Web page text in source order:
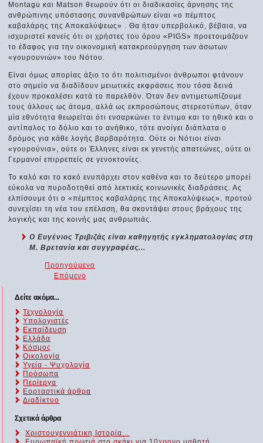
Μontagu και Μatson θεωρούν ότι οι διαδικασίες άρνησης της
ανθρώπινης υπόστασης συνανθρώπων είναι «ο πέμπτος
καβαλάρης της Αποκαλύψεως» . Θα ήταν υπερβολικό, βέβαια, να
ισχυριστεί κανείς ότι οι χρήστες του όρου «ΡΙGS» προετοιμάζουν
το έδαφος για την οικονομική κατακρεούργηση των άσωτων
«γουρουνιών» του Νότου.
Είναι όμως απορίας άξιο το ότι πολιτισμένοι άνθρωποι φτάνουν
στο σημείο να διαδίδουν μειωτικές εκφράσεις που τόσα δεινά
έχουν προκαλέσει κατά το παρελθόν. Όταν δεν αντιμετωπίζουμε
τους άλλους ως άτομα, αλλά ως εκπροσώπους στερεοτύπων, όταν
μία εθνότητα θεωρείται ότι ενσαρκώνει το έντιμο και το ηθικό και ο
αντίπαλος το δόλιο και το ανήθικο, τότε ανοίγει διάπλατα ο
δρόμος για κάθε λογής βαρβαρότητα. Ούτε οι Νότιοι είναι
«γουρούνια», ούτε οι Έλληνες είναι εκ γενετής απατεώνες, ούτε οι
Γερμανοί επιρρεπείς σε γενοκτονίες.
Το καλό και το κακό ενυπάρχει στον καθένα και το δεύτερο μπορεί
εύκολα να πυροδοτηθεί από λεκτικές κοινωνικές διαδράσεις. Ας
ελπίσουμε ότι ο «πέμπτος καβαλάρης της Αποκαλύψεως», προτού
συνεχίσει τη νέα του επέλαση, θα σκοντάψει στους βράχους της
λογικής και της κοινής μας ανθρωπιάς.
Ο Ευγένιος Τριβιζάς είναι καθηγητής εγκληματολογίας στη
Μ. Βρετανία και συγγραφέας...
Προηγούμενο
Επόμενο
Δείτε ακόμα...
Τεχνολογία
Υπολογιστές
Εκπαίδευση
Ελλάδα
Κόσμος
Οικολογία
Υγεία - Ψυχολογία
Πρόσωπα
Περίεργα
Εορταστικά άρθρα
Διαδίκτυο
Σχετικά άρθρα
Χριστουγεννιάτικη Ιστορία...